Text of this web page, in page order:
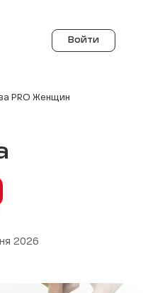
Войти
PRO Женщин
2026